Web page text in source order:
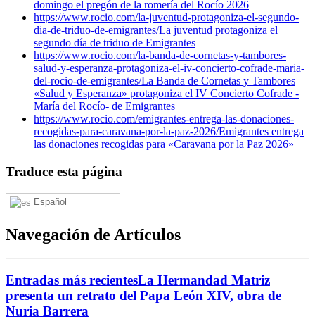
domingo el pregón de la romería del Rocío 2026
https://www.rocio.com/la-juventud-protagoniza-el-segundo-
dia-de-triduo-de-emigrantes/La juventud protagoniza el
segundo día de triduo de Emigrantes
https://www.rocio.com/la-banda-de-cornetas-y-tambores-
salud-y-esperanza-protagoniza-el-iv-concierto-cofrade-maria-
del-rocio-de-emigrantes/La Banda de Cornetas y Tambores
«Salud y Esperanza» protagoniza el IV Concierto Cofrade -
María del Rocío- de Emigrantes
https://www.rocio.com/emigrantes-entrega-las-donaciones-
recogidas-para-caravana-por-la-paz-2026/Emigrantes entrega
las donaciones recogidas para «Caravana por la Paz 2026»
Traduce esta página
Español
Navegación de Artículos
Entradas más recientesLa Hermandad Matriz
presenta un retrato del Papa León XIV, obra de
Nuria Barrera